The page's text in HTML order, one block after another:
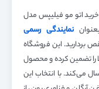
اتو مو فیلیپس مدل
نمایندگی رسمی
بردارید. این فروشگاه
را تضمین کرده و محصول
می‌کند. با انتخاب این